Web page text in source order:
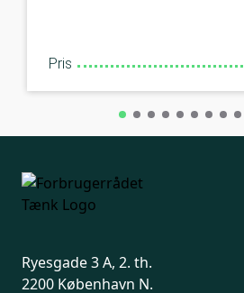
Pris
Ryesgade 3 A, 2. th.
2200 København N.